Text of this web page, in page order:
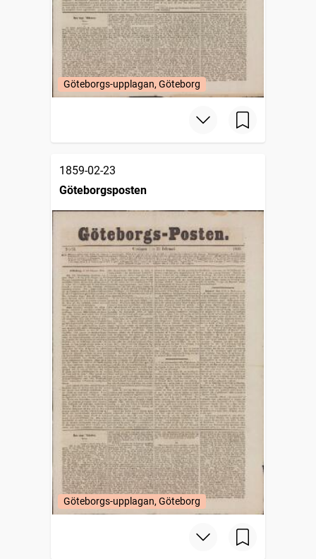
Göteborgs-upplagan, Göteborg
1859-02-23
Göteborgsposten
Göteborgs-upplagan, Göteborg